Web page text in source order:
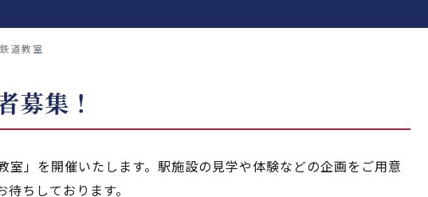
鉄道教室
募集！
」を開催いたします。 駅施設の見学や体験などの企画をご用意
ちしております。